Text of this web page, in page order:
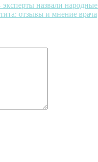
назвали народные
отзывы и мнение врача